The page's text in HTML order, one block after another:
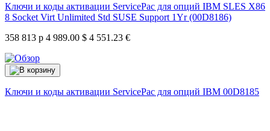
Ключи и коды активации ServicePac для опций IBM SLES X86
8 Socket Virt Unlimited Std SUSE Support 1Yr (00D8186)
358 813 р 4 989.00 $ 4 551.23 €
Ключи и коды активации ServicePac для опций IBM 00D8185